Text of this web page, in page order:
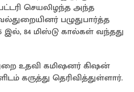
செயலிழந்த அந்த
பழுதுபார்த்த
இல், 84 மிஸ்டு கால்கள் வந்தது
உதவி கமிஷனர் கிஷன்
கருத்து தெரிவித்துள்ளார்.